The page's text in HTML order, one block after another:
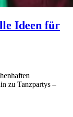
Ideen für
zu Tanzpartys –